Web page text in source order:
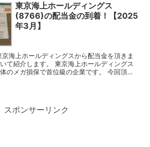
東京海上ホールディングス
(8766)の配当金の到着！【2025
年3月】
海上ホールディングスから配当金を頂きま
て紹介します。 東京海上ホールディングス
のメガ損保で首位級の企業です。 今回頂い
スポンサーリンク